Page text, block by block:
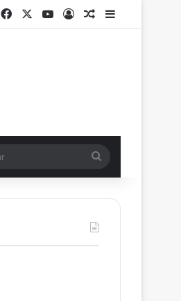
Facebook
X YouTubeLog InGerelateerd artikel
Sidebar
Zoeken
naar